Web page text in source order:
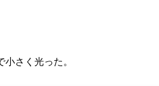
さく光った。